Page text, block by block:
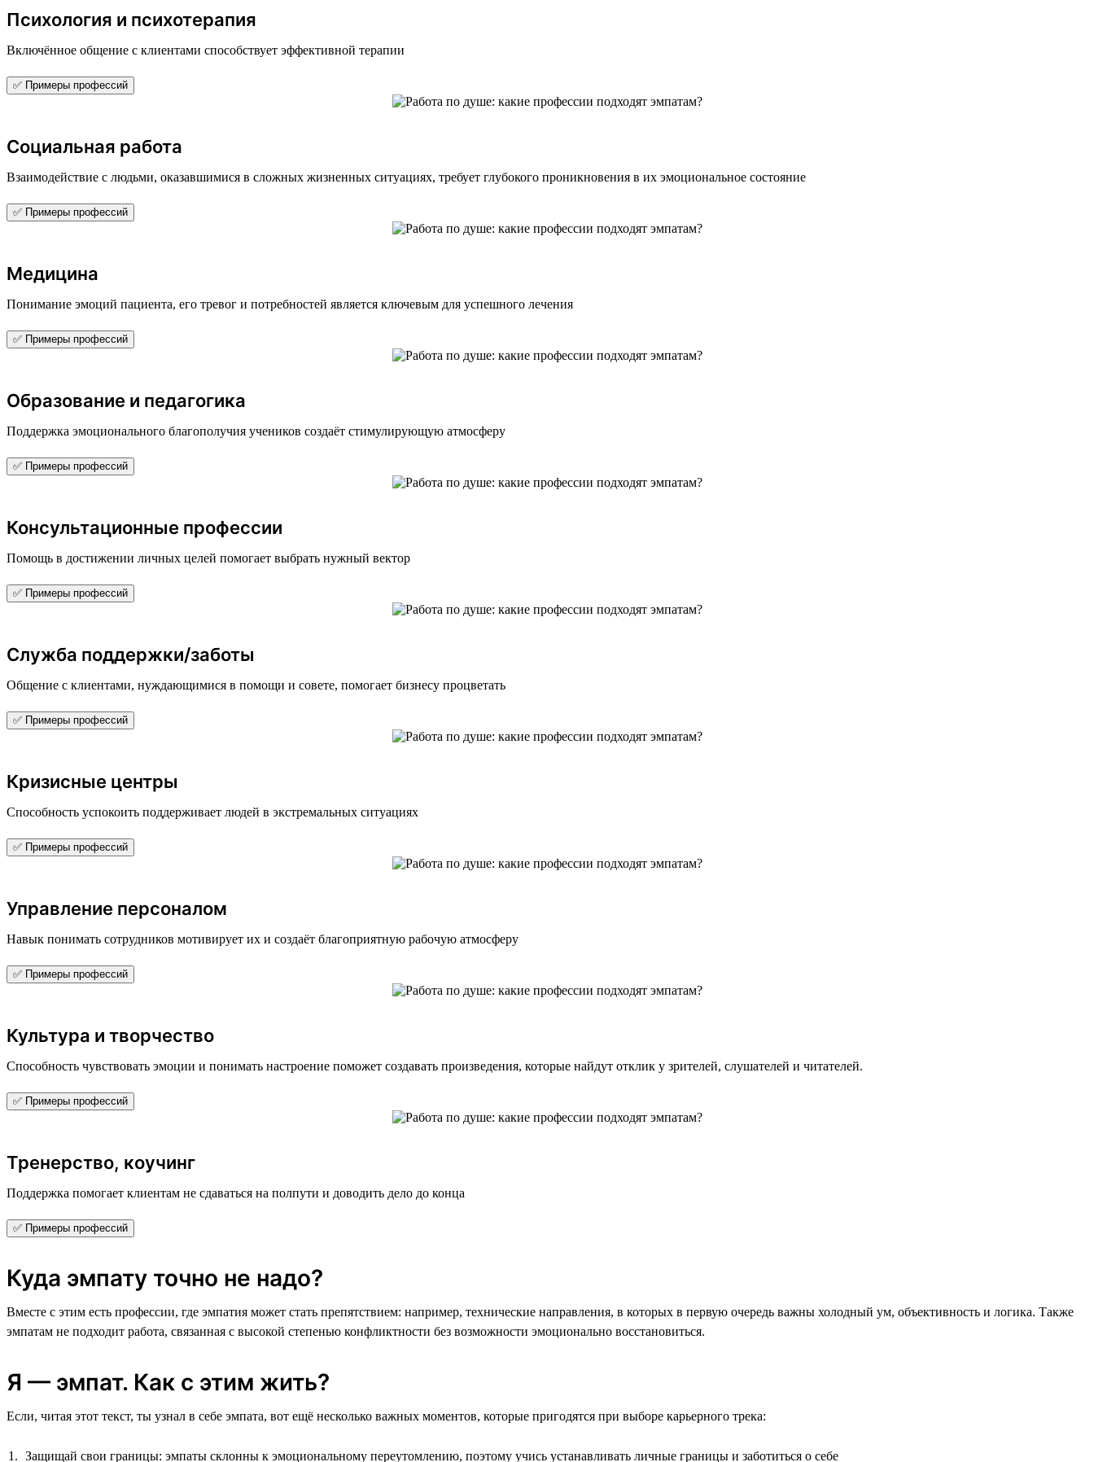
Психология и психотерапия
Включённое общение с клиентами способствует эффективной терапии
✅ Примеры профессий
Социальная работа
Взаимодействие с людьми, оказавшимися в сложных жизненных ситуациях, требует глубокого проникновения в их эмоциональное состояние
✅ Примеры профессий
Медицина
Понимание эмоций пациента, его тревог и потребностей является ключевым для успешного лечения
✅ Примеры профессий
Образование и педагогика
Поддержка эмоционального благополучия учеников создаёт стимулирующую атмосферу
✅ Примеры профессий
Консультационные профессии
Помощь в достижении личных целей помогает выбрать нужный вектор
✅ Примеры профессий
Служба поддержки/заботы
Общение с клиентами, нуждающимися в помощи и совете, помогает бизнесу процветать
✅ Примеры профессий
Кризисные центры
Способность успокоить поддерживает людей в экстремальных ситуациях
✅ Примеры профессий
Управление персоналом
Навык понимать сотрудников мотивирует их и создаёт благоприятную рабочую атмосферу
✅ Примеры профессий
Культура и творчество
Способность чувствовать эмоции и понимать настроение поможет создавать произведения, которые найдут отклик у зрителей, слушателей и читателей.
✅ Примеры профессий
Тренерство, коучинг
Поддержка помогает клиентам не сдаваться на полпути и доводить дело до конца
✅ Примеры профессий
Куда эмпату точно не надо?
Вместе с этим есть профессии, где эмпатия может стать препятствием: например, технические направления, в которых в первую очередь важны холодный ум, объективность и логика. Также
эмпатам не подходит работа, связанная с высокой степенью конфликтности без возможности эмоционально восстановиться.
Я — эмпат. Как с этим жить?
Если, читая этот текст, ты узнал в себе эмпата, вот ещё несколько важных моментов, которые пригодятся при выборе карьерного трека:
Защищай свои границы: эмпаты склонны к эмоциональному переутомлению, поэтому учись устанавливать личные границы и заботиться о себе